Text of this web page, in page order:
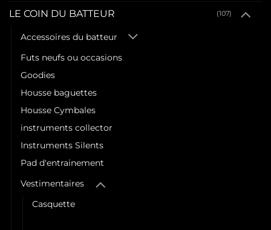
LE COIN DU BATTEUR (107)
Accessoires du batteur
Futs neufs ou occasions
Goodies
Housse baguettes
Housse Cymbales
instruments collector
Instruments Silents
Pad d'entrainement
Vestimentaires
Casquette